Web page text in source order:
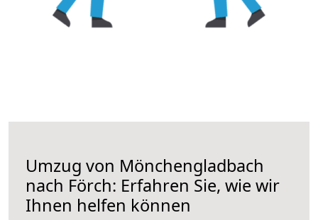
Umzug von Mönchengladbach
nach Förch: Erfahren Sie, wie wir
Ihnen helfen können